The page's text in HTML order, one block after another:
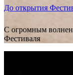
До открытия
С огромным
Фестиваля